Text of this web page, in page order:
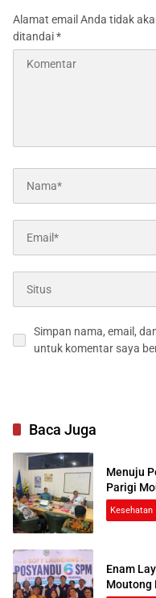
Alamat email Anda tidak
ditandai*
Simpan nama, email,
untuk komentar saya
Baca Juga
Menuju
Parigi
Kesehatan
Enam
Moutong